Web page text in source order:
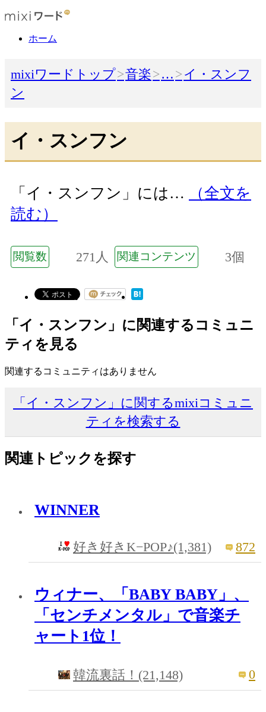
ホーム
mixiワードトップ 音楽 …
イ・スンフ
ン
イ・スンフン
「イ・スンフン」には…
（全文を
読む）
閲覧数 271人 関連コンテンツ 3個
「イ・スンフン」に関連するコミュニ
ティを見る
関連するコミュニティはありません
「イ・スンフン」に関するmixiコミュニ
ティを検索する
関連トピックを探す
WINNER
好き好きK−POP♪(1,381) 872
ウィナー、「BABY BABY」、
「センチメンタル」で音楽チ
ャート1位！
韓流裏話！(21,148) 0